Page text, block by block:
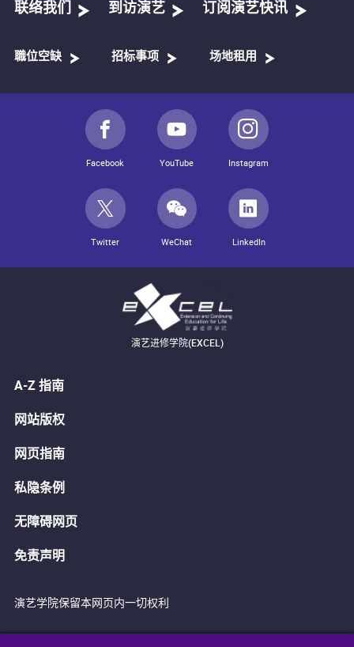
联络我们 到访演艺 订阅演艺快讯
職位空缺 招标事项 场地租用
Facebook YouTube Instagram
Twitter WeChat LinkedIn
演艺进修学院(EXCEL)
A-Z 指南
网站版权
网页指南
私隐条例
无障碍网页
免责声明
演艺学院保留本网页内一切权利